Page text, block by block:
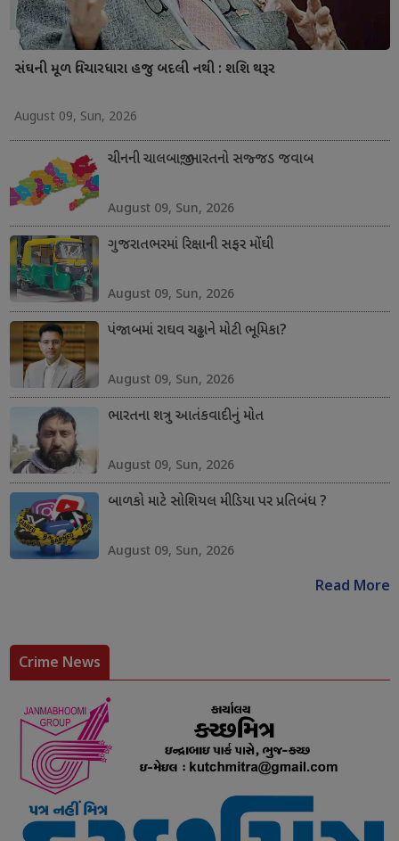
સંઘની મૂળ વિચારધારા હજુ બદલી નથી : શશિ થરૂર
August 09, Sun, 2026
ચીનની ચાલબાજી; ભારતનો સજ્જડ જવાબ
August 09, Sun, 2026
ગુજરાતભરમાં રિક્ષાની સફર મોંઘી
August 09, Sun, 2026
પંજાબમાં રાઘવ ચઢ્ઢાને મોટી ભૂમિકા?
August 09, Sun, 2026
ભારતના શત્રુ આતંકવાદીનું મોત
August 09, Sun, 2026
બાળકો માટે સોશિયલ મીડિયા પર પ્રતિબંધ ?
August 09, Sun, 2026
Read More
Crime News